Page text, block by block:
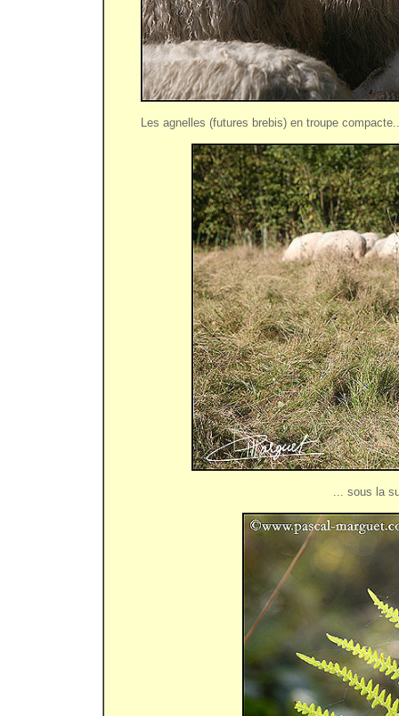
Les agnelles (futures brebis) en troupe
... sous la